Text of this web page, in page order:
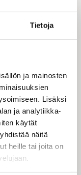
Tietoja
ja mainosten
Lisäksi
ja analytiikka-
käytät
näitä
heille tai joita on
olemme
ohjaa ja
kai turhaan
on
Eihän